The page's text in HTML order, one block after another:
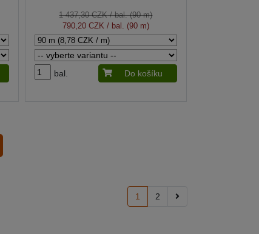
1 437,30 CZK/ bal. (90 m)
790,20 CZK / bal. (90 m)
bal. Do košíku
1 2